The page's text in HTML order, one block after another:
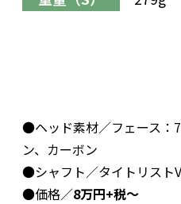
●ヘッド素材／フェース：
ン、カーボン
●シャフト／タイトリスト
●価格／8万円+税～